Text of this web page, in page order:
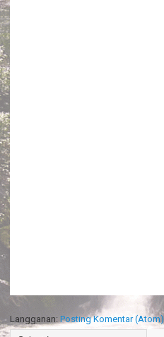
Langganan: Posting Komentar (Atom)